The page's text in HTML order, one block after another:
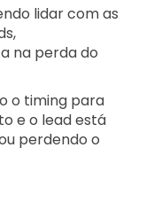
lidar com as
na perda do
o timing para
e o lead está
perdendo o